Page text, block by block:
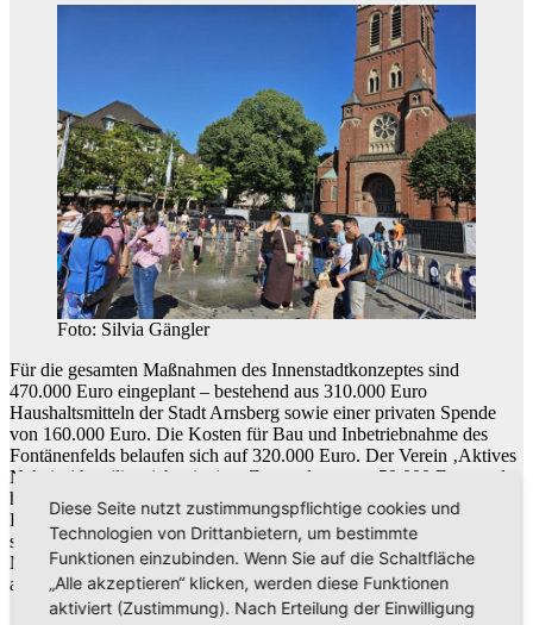
Foto: Silvia Gängler
Für die gesamten Maßnahmen des Innenstadtkonzeptes sind
470.000 Euro eingeplant – bestehend aus 310.000 Euro
Haushaltsmitteln der Stadt Arnsberg sowie einer privaten Spende
von 160.000 Euro. Die Kosten für Bau und Inbetriebnahme des
Fontänenfelds belaufen sich auf 320.000 Euro. Der Verein ‚Aktives
Neheim‘ beteiligt sich mit einer Zuwendung von 50.000 Euro und
hat zugesagt, sich in den ersten fünf Jahren auch an den laufenden
Betriebskosten zu beteiligen. Die Stadt Arnsberg dankte dem Verein
sowie den Marktbeschickerinnen und Marktbeschickern des
Neheimer Wochenmarkts, die den Betrieb während der Bauarbeiten
aufrechterhalten haben.
Diese Seite nutzt zustimmungspflichtige cookies und
Technologien von Drittanbietern, um bestimmte
Funktionen einzubinden. Wenn Sie auf die Schaltfläche
„Alle akzeptieren“ klicken, werden diese Funktionen
aktiviert (Zustimmung). Nach Erteilung der Einwilligung